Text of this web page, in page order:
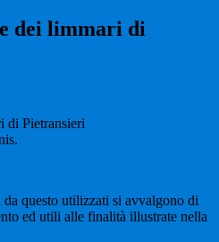
dei limmari di
di Pietransieri
questo utilizzati si avvalgono di
ed utili alle finalità illustrate nella